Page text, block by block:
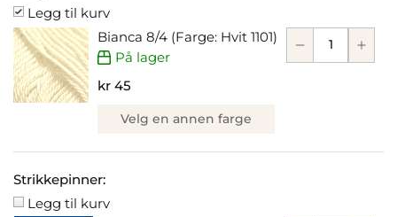
Legg til kurv
Bianca 8/4 (Farge: Hvit 1101)
På lager
kr 45
Velg en annen farge
Strikkepinner:
Legg til kurv